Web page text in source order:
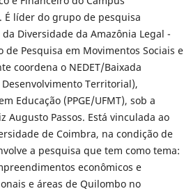
É líder do grupo de pesquisa
Diversidade da Amazônia Legal -
de Pesquisa em Movimentos Sociais e
coordena o NEDET/Baixada
Territorial),
Educação (PPGE/UFMT), sob a
Augusto Passos. Está vinculada ao
de Coimbra, na condição de
a pesquisa que tem como tema:
econômicos e
e áreas de Quilombo no